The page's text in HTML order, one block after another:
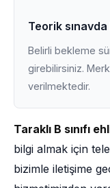
Teorik
Belirli bekleme
girebilirsiniz.
verilmektedir.
Taraklı B sınıfı
bilgi almak için
bizimle iletişime